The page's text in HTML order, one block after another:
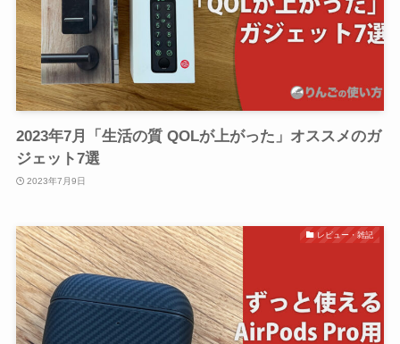
2023年7月「生活の質 QOLが上がった」オススメのガ
ジェット7選
2023年7月9日
レビュー・雑記